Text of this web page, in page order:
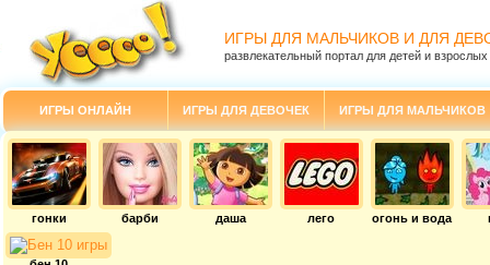
ИГРЫ ДЛЯ МАЛЬЧИКОВ И ДЛЯ
развлекательный портал для детей и взрослых
ИГРЫ ОНЛАЙН ИГРЫ ДЛЯ ДЕВОЧЕК ИГРЫ ДЛЯ МАЛЬЧИКОВ
гонки барби даша лего огонь и вода